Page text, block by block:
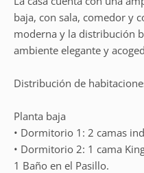
baja, con sala, comedor y
moderna y la distribución
ambiente elegante y
Distribución de
Planta baja
• Dormitorio 1: 2 camas
• Dormitorio 2: 1 cama
1 Baño en el Pasillo.